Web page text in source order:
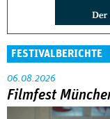
FESTIVALBERICHTE
06.08.2026
Filmfest